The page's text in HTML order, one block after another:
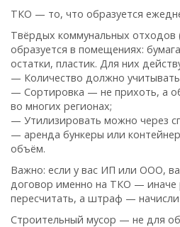
ТКО — то, что образуется
Твёрдых коммунальных
образуется в помещениях:
остатки, пластик. Для них
— Количество должно
— Сортировка — не прихоть, а
во многих регионах;
— Утилизировать можно через
— аренда бункеры или
объём.
Важно: если у вас ИП или ООО,
договор именно на ТКО — иначе
пересчитать, а штраф —
Строительный мусор — не для